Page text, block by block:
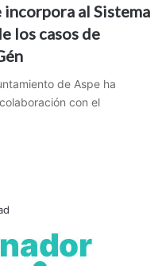
incorpora al Sistema
los casos de
de Aspe ha
con el